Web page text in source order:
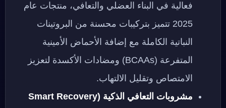
فعالية في البناء العضلي والتعافي، منتجات عام
2025 تتميز بتركيبات محسنة من البروتينات
النباتية الكاملة مع إضافة الأحماض الأمينية
المتفرعة (BCAAs) ومضادات الأكسدة لتعزيز
الامتصاص وتقليل الالتهاب.
مشروبات التعافي الذكية (Smart Recovery